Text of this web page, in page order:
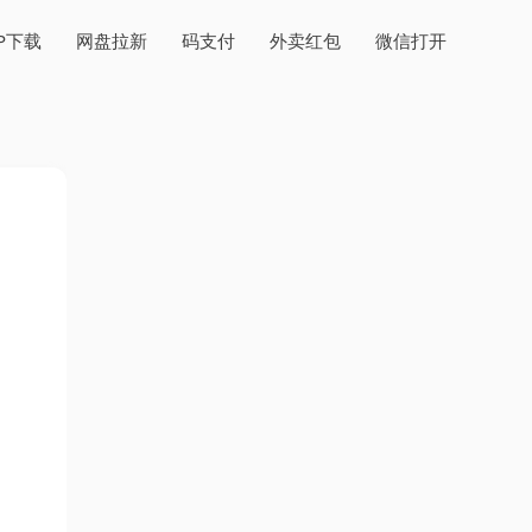
下载 网盘拉新 码支付 外卖红包 微信打开